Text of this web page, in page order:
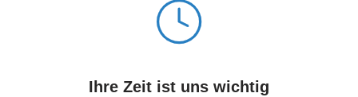
Ihre Zeit ist uns wichtig